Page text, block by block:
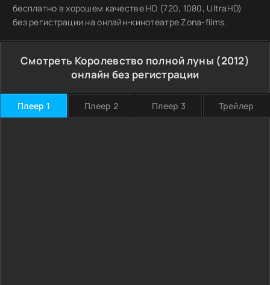
бесплатно в хорошем качестве HD (720, 1080, UltraHD)
без регистрации на онлайн-кинотеатре Zona-films.
Смотреть Королевство полной луны (2012)
онлайн без регистрации
Плеер 1 Плеер 2 Плеер 3 Трейлер